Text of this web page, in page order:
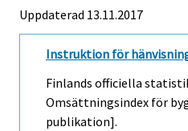
Uppdaterad 13.11.2017
Instruktion för
Finlands officiella
Omsättningsindex för
publikation].